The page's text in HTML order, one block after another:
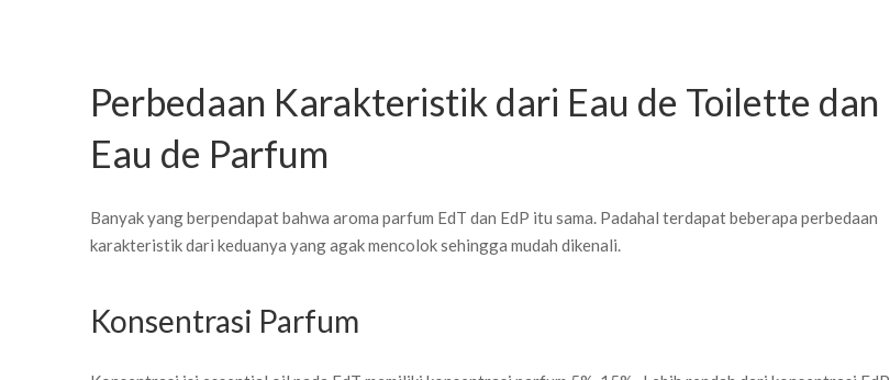
Perbedaan Karakteristik dari Eau de Toilette dan
Eau de Parfum
Banyak yang berpendapat bahwa aroma parfum EdT dan EdP itu sama. Padahal terdapat beberapa perbedaan
karakteristik dari keduanya yang agak mencolok sehingga mudah dikenali.
Konsentrasi Parfum